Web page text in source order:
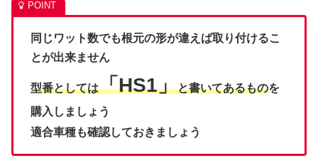
同じワット数でも根元の形が違えば取り付けるこ
とが出来ません
型番としては「HS1」と書いてあるものを
購入しましょう
適合車種も確認しておきましょう